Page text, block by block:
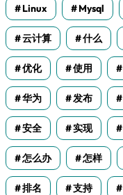
Linux Mysql
云计算 什么
优化 使用
华为 发布
安全 实现
怎么办 怎样
排名 支持